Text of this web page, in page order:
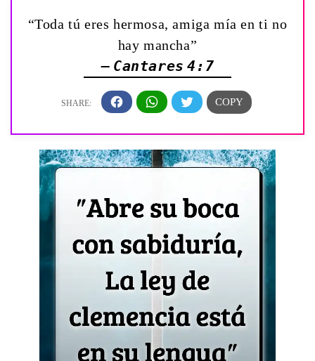
“Toda tú eres hermosa, amiga mía en ti no
hay mancha”
— Cantares 4:7